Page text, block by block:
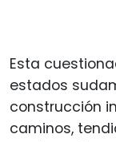
Esta
estados
construcción
caminos,